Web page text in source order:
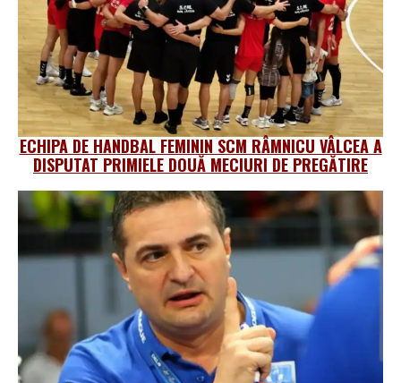
ECHIPA DE HANDBAL FEMININ SCM RÂMNICU VÂLCEA A
DISPUTAT PRIMIELE DOUĂ MECIURI DE PREGĂTIRE